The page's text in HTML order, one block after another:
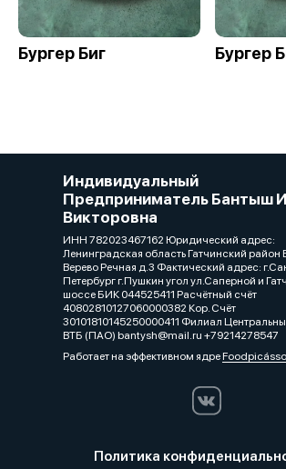
Бургер Биг Бургер
Индивидуальный
Предприниматель Бантыш
Викторовна
ИНН 782023467162 Юридический адрес:
Ленинградская область Гатчинский район
Верево Речная д.3 Фактический адрес:
Петербург г.Пушкин угол ул.Саперной и
шоссе БИК 044525411 Расчётный счёт
40802810127060000382 Кор. Счёт
30101810145250000411 Филиал
ВТБ (ПАО) bantysh@mail.ru +79214278547
Работает на эффективном ядреFoodpicásso
Политика